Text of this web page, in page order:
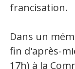
francisation.
Dans un
fin d'après-
17h) à la